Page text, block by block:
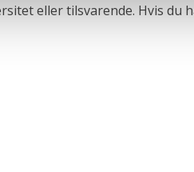
eller tilsvarende. Hvis